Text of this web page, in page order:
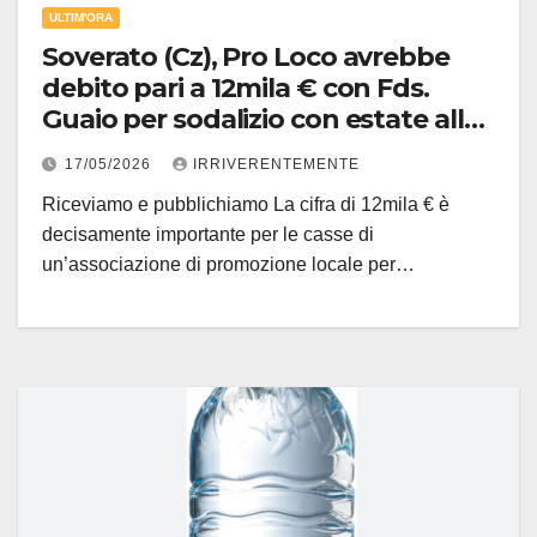
ULTIM'ORA
Soverato (Cz), Pro Loco avrebbe
debito pari a 12mila € con Fds.
Guaio per sodalizio con estate alle
porte
17/05/2026 IRRIVERENTEMENTE
Riceviamo e pubblichiamo La cifra di 12mila € è
decisamente importante per le casse di
un’associazione di promozione locale per…